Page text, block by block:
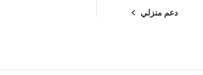
دعم منزلي